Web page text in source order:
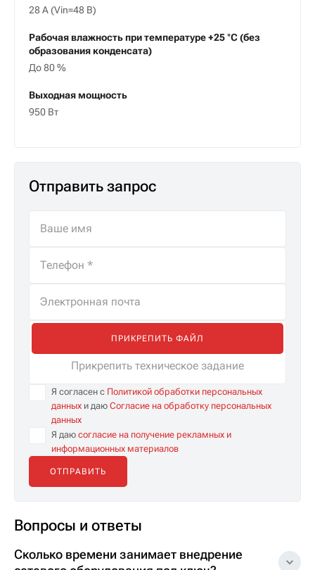
28 А (Vin=48 В)
Рабочая влажность при температуре +25 °С (без
образования конденсата)
До 80 %
Выходная мощность
950 Вт
Отправить запрос
ПРИКРЕПИТЬ ФАЙЛ
Прикрепить техническое задание
Я согласен с Политикой обработки персональных
данных и даю Согласие на обработку персональных
данных
Я даю согласие на получение рекламных и
информационных материалов
Вопросы и ответы
Сколько времени занимает внедрение